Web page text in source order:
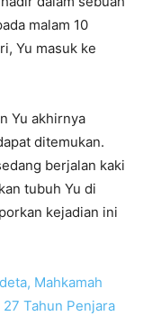
malam 10
Yu masuk ke
Yu akhirnya
ditemukan.
berjalan kaki
tubuh Yu di
kejadian ini
Mahkamah
Tahun Penjara